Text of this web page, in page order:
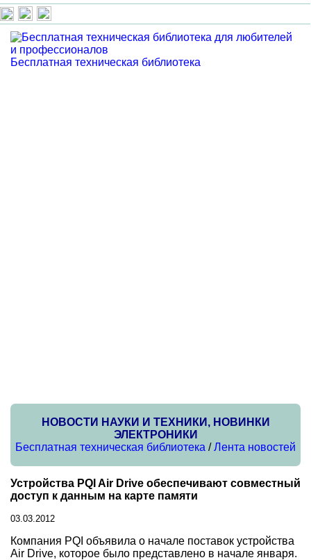
Бесплатная техническая библиотека
НОВОСТИ НАУКИ И ТЕХНИКИ, НОВИНКИ
ЭЛЕКТРОНИКИ
Бесплатная техническая библиотека /Лента новостей
Устройства PQI Air Drive обеспечивают совместный
доступ к данным на карте памяти
03.03.2012
Компания PQI объявила о начале поставок устройства
Air Drive, которое было представлено в начале января.